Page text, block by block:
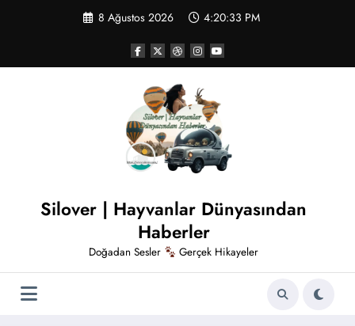
8 Ağustos 2026 4:20:33 PM
Silover | Hayvanlar Dünyasından
Haberler
Doğadan Sesler Gerçek Hikayeler